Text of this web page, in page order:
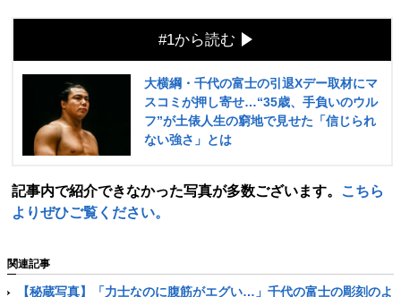
#1から読む
大横綱・千代の富士の引退Xデー取材にマ
スコミが押し寄せ…“35歳、手負いのウル
フ”が土俵人生の窮地で見せた「信じられ
ない強さ」とは
記事内で紹介できなかった写真が多数ございます。
こちら
よりぜひご覧ください。
関連記事
【秘蔵写真】「力士なのに腹筋がエグい…」千代の富士の彫刻のよ